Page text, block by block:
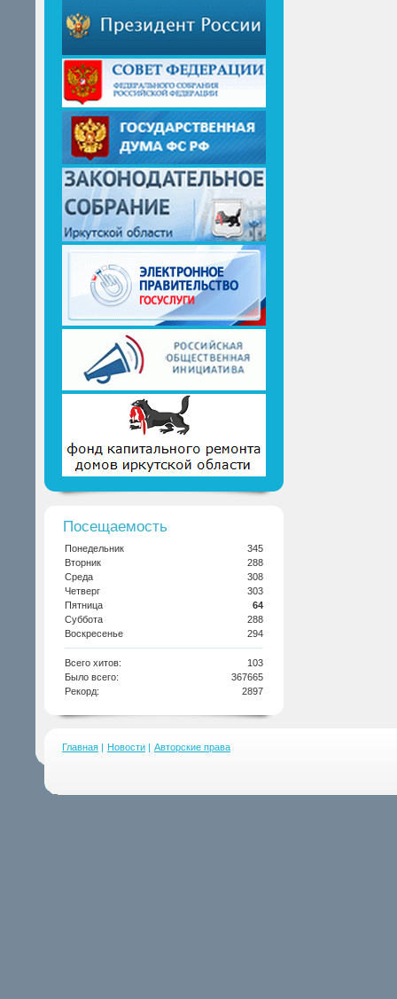
Посещаемость
Понедельник
345
Вторник
288
Среда
308
Четверг
303
Пятница
64
Суббота
288
Воскресенье
294
Всего хитов:
103
Было всего:
367665
Рекорд:
2897
Главная | Новости | Авторские права